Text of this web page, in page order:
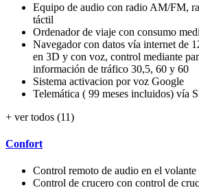
Equipo de audio con radio AM/FM,
táctil
Ordenador de viaje con consumo
Navegador con datos vía internet de
en 3D y con voz, control mediante
información de tráfico 30,5, 60 y 60
Sistema activacion por voz Google
Telemática ( 99 meses incluidos) vía
+ ver todos (11)
Confort
Control remoto de audio en el volante
Control de crucero con control de